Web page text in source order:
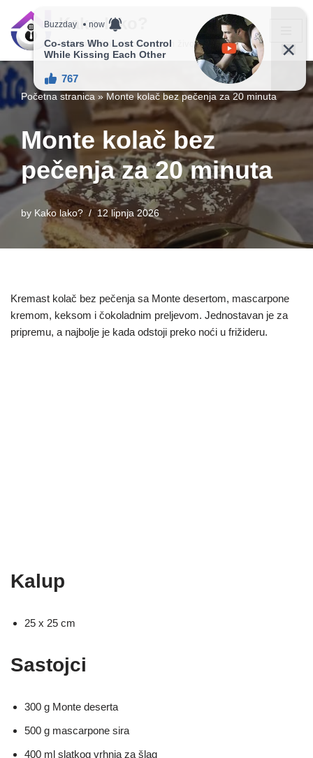
Skip
content
Kako lako?
Vaš vodič ka jednostavnijem životu!
Početna stranica » Monte kolač bez pečenja za 20 minuta
Monte kolač bez
pečenja za 20 minuta
by Kako lako? 12 lipnja 2026
Kremast kolač bez pečenja sa Monte desertom, mascarpone
kremom, keksom i čokoladnim preljevom. Jednostavan je za
pripremu, a najbolje je kada odstoji preko noći u frižideru.
Kalup
25 x 25 cm
Sastojci
300 g Monte deserta
500 g mascarpone sira
400 ml slatkog vrhnja za šlag